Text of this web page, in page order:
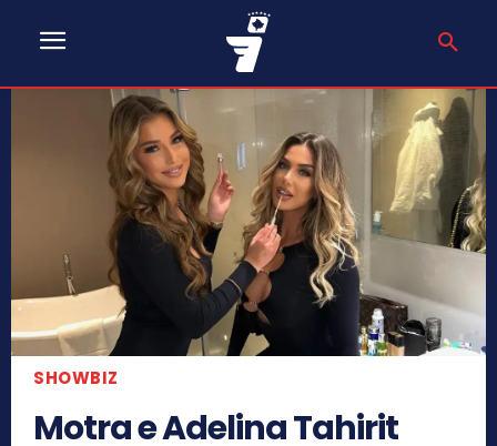
SHOWBIZ
Motra e Adelina Tahirit